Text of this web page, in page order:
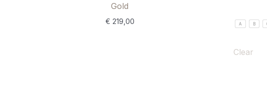
Gold
€ 219,00 A B
Clear